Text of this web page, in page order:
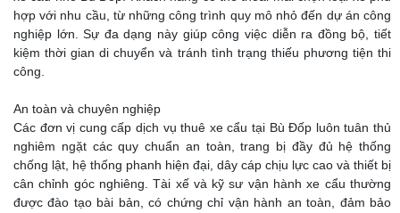
hợp với nhu cầu, từ những công trình quy mô nhỏ đến dự án công
nghiệp lớn. Sự đa dạng này giúp công việc diễn ra đồng bộ, tiết
kiệm thời gian di chuyển và tránh tình trạng thiếu phương tiện thi
công.
An toàn và chuyên nghiệp
Các đơn vị cung cấp dịch vụ thuê xe cẩu tại Bù Đốp luôn tuân thủ
nghiêm ngặt các quy chuẩn an toàn, trang bị đầy đủ hệ thống
chống lật, hệ thống phanh hiện đại, dây cáp chịu lực cao và thiết bị
cân chỉnh góc nghiêng. Tài xế và kỹ sư vận hành xe cẩu thường
được đào tạo bài bản, có chứng chỉ vận hành an toàn, đảm bảo